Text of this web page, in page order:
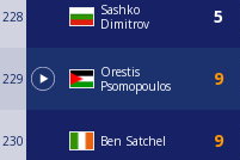
228
Sashko
Dimitrov
229
Orestis
Psomopoulos
230 Ben Satchel